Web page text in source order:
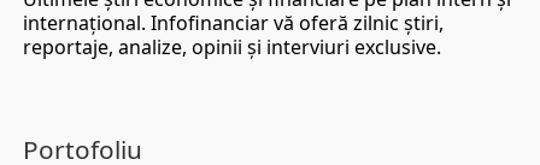
internaţional. Infofinanciar vă oferă zilnic ştiri,
reportaje, analize, opinii şi interviuri exclusive.
Portofoliu